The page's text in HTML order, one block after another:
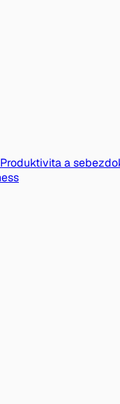
Produktivita a